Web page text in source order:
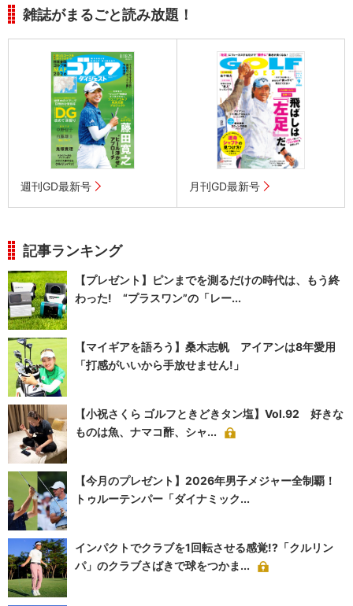
雑誌がまるごと読み放題！
週刊GD最新号 月刊GD最新号
記事ランキング
【プレゼント】ピンまでを測るだけの時代は、もう終
わった! “プラスワン”の「レー...
【マイギアを語ろう】桑木志帆 アイアンは8年愛用
「打感がいいから手放せません!」
【小祝さくら ゴルフときどきタン塩】Vol.92 好きな
ものは魚、ナマコ酢、シャ...
【今月のプレゼント】2026年男子メジャー全制覇！
トゥルーテンパー「ダイナミック...
インパクトでクラブを1回転させる感覚!?「クルリン
パ」のクラブさばきで球をつかま...